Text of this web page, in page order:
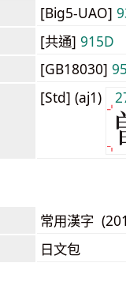
[Big5-UAO]
[共通] 915D
[GB18030]
[Std] (aj1)
常用漢字
日文包